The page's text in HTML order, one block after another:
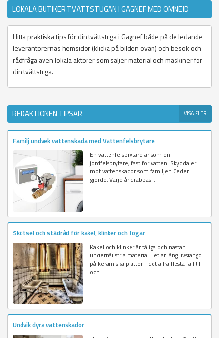
LOKALA BUTIKER TVÄTTSTUGAN I GAGNEF MED OMNEJD
Hitta praktiska tips för din tvättstuga i Gagnef både på de ledande
leverantörernas hemsidor (klicka på bilden ovan) och besök och
rådfråga även lokala aktörer som säljer material och maskiner för
din tvättstuga.
REDAKTIONEN TIPSAR VISA FLER
Familj undvek vattenskada med Vattenfelsbrytare
En vattenfelsbrytare är som en
jordfelsbrytare, fast för vatten. Skydda er
mot vattenskador som familjen Ceder
gjorde. Varje år drabbas...
Skötsel och städråd för kakel, klinker och fogar
Kakel och klinker är tåliga och nästan
underhållsfria material Det är lång livslängd
på keramiska plattor. I det allra flesta fall till
och...
Undvik dyra vattenskador